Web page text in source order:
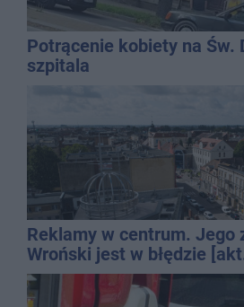
Potrącenie kobiety na Św.
szpitala
Reklamy w centrum. Jego
Wroński jest w błędzie